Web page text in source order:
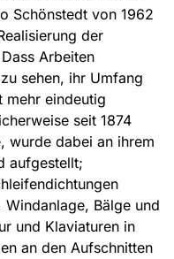
Schönstedt von 1962
der
Arbeiten
sehen, ihr Umfang
mehr eindeutig
seit 1874
wurde dabei an ihrem
aufgestellt;
Bälge und
und Klaviaturen in
an den Aufschnitten